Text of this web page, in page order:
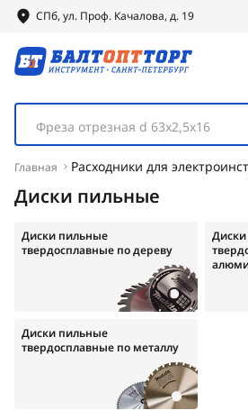
СПб, ул. Проф. Качалова, д. 19
Фреза отрезная d 63х2,5х16
Главная Расходники для
Диски пильные
Диски пильные
твердосплавные по дереву
Диски пильные
твердосплавные по металлу